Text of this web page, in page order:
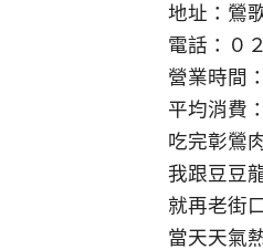
地址：鶯
電話：０
營業時間
平均消費
吃完彰鶯
我跟豆豆
就再老街
當天天氣